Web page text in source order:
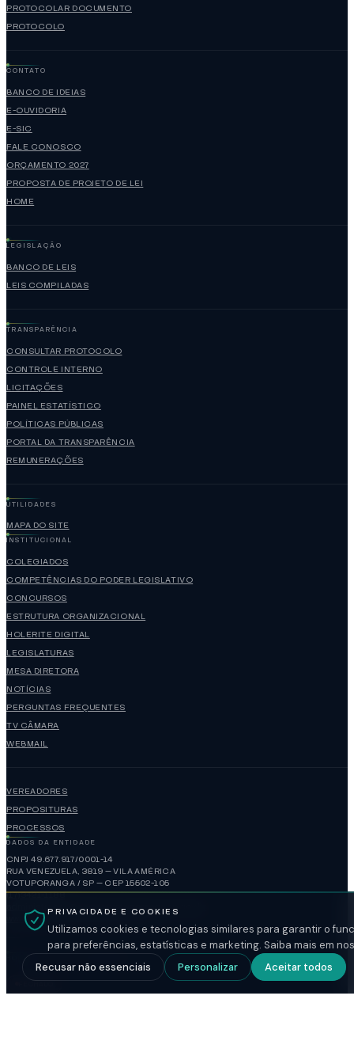
PROTOCOLAR DOCUMENTO
PROTOCOLO
CONTATO
BANCO DE IDEIAS
E-OUVIDORIA
E-SIC
FALE CONOSCO
ORÇAMENTO 2027
PROPOSTA DE PROJETO DE LEI
HOME
LEGISLAÇÃO
BANCO DE LEIS
LEIS COMPILADAS
TRANSPARÊNCIA
CONSULTAR PROTOCOLO
CONTROLE INTERNO
LICITAÇÕES
PAINEL ESTATÍSTICO
POLÍTICAS PÚBLICAS
PORTAL DA TRANSPARÊNCIA
REMUNERAÇÕES
UTILIDADES
MAPA DO SITE
INSTITUCIONAL
COLEGIADOS
COMPETÊNCIAS DO PODER LEGISLATIVO
CONCURSOS
ESTRUTURA ORGANIZACIONAL
HOLERITE DIGITAL
LEGISLATURAS
MESA DIRETORA
NOTÍCIAS
PERGUNTAS FREQUENTES
TV CÂMARA
WEBMAIL
VEREADORES
PROPOSITURAS
PROCESSOS
DADOS DA ENTIDADE
CNPJ 49.677.917/0001-14
RUA VENEZUELA, 3819 — VILA AMÉRICA
VOTUPORANGA / SP — CEP 15502-105
(17)3421-1188
administracao@camaravotuporanga.sp.gov.br
www.camaravotuporanga.sp.gov.br
HORÁRIO DE FUNCIONAMENTO
FECHADO
PRIVACIDADE E COOKIES
Utilizamos cookies e tecnologias similares para garantir o
para preferências, estatísticas e marketing. Saiba mais em
Recusar não essenciais
Personalizar Aceitar todos